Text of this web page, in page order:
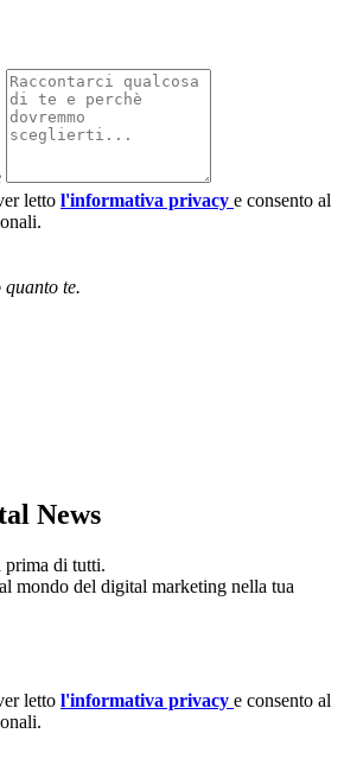
letto l'informativa privacy e consento al
te.
News
prima di tutti.
mondo del digital marketing nella tua
letto l'informativa privacy e consento al